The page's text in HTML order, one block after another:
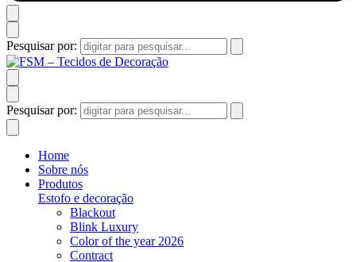
Pesquisar por:
Pesquisar por:
Home
Sobre nós
Produtos
Estofo e decoração
Blackout
Blink Luxury
Color of the year 2026
Contract